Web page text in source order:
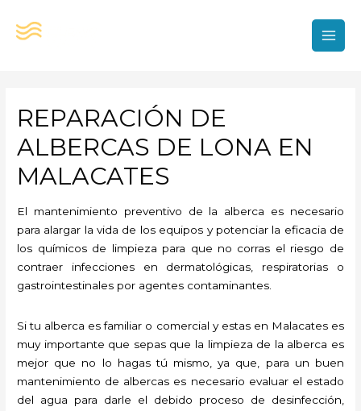
REPARACIÓN DE
ALBERCAS DE LONA EN
MALACATES
El mantenimiento preventivo de la alberca es necesario
para alargar la vida de los equipos y potenciar la eficacia de
los químicos de limpieza para que no corras el riesgo de
contraer infecciones en dermatológicas, respiratorias o
gastrointestinales por agentes contaminantes.
Si tu alberca es familiar o comercial y estas en Malacates es
muy importante que sepas que la limpieza de la alberca es
mejor que no lo hagas tú mismo, ya que, para un buen
mantenimiento de albercas es necesario evaluar el estado
del agua para darle el debido proceso de desinfección,